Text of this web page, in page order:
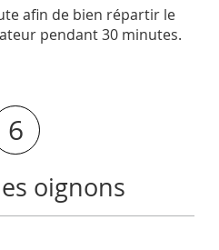
afin de bien répartir le
pendant 30 minutes.
6
oignons